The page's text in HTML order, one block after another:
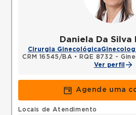
Daniela Da Silva
Cirurgia Ginecológica
CRM 16545/BA •
RQE 8732 -
Ver perfil
Agende uma
Locais de Atendimento